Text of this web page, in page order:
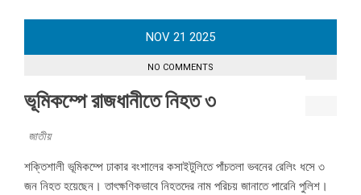
NOV 21 2025
NO COMMENTS
ভূমিকম্পে রাজধানীতে নিহত ৩
জাতীয়
শক্তিশালী ভূমিকম্পে ঢাকার বংশালের কসাইটুলিতে পাঁচতলা ভবনের রেলিং ধসে ৩
জন নিহত হয়েছেন। তাৎক্ষণিকভাবে নিহতদের নাম পরিচয় জানাতে পারেনি পুলিশ।‎‎